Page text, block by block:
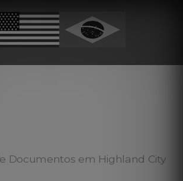
Documentos em Highland City